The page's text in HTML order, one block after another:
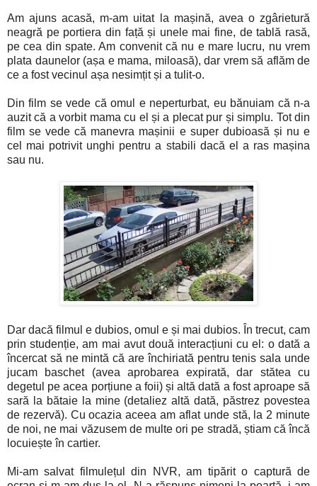
Am ajuns acasă, m-am uitat la mașină, avea o zgârietură
neagră pe portiera din față și unele mai fine, de tablă rasă,
pe cea din spate. Am convenit că nu e mare lucru, nu vrem
plata daunelor (așa e mama, miloasă), dar vrem să aflăm de
ce a fost vecinul așa nesimțit și a tulit-o.
Din film se vede că omul e neperturbat, eu bănuiam că n-a
auzit că a vorbit mama cu el și a plecat pur și simplu. Tot din
film se vede că manevra mașinii e super dubioasă și nu e
cel mai potrivit unghi pentru a stabili dacă el a ras mașina
sau nu.
Dar dacă filmul e dubios, omul e și mai dubios. În trecut, cam
prin studenție, am mai avut două interacțiuni cu el: o dată a
încercat să ne mintă că are închiriată pentru tenis sala unde
jucam baschet (avea aprobarea expirată, dar stătea cu
degetul pe acea porțiune a foii) și altă dată a fost aproape să
sară la bătaie la mine (detaliez altă dată, păstrez povestea
de rezervă). Cu ocazia aceea am aflat unde stă, la 2 minute
de noi, ne mai văzusem de multe ori pe stradă, știam că încă
locuiește în cartier.
Mi-am salvat filmulețul din NVR, am tipărit o captură de